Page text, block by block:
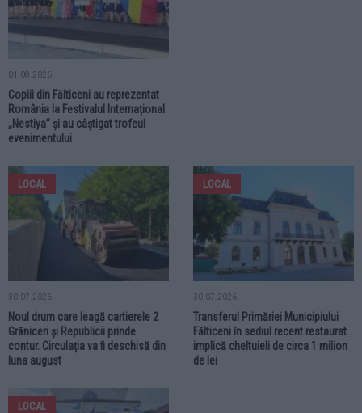
01.08.2026
Copiii din Fălticeni au reprezentat
România la Festivalul Internațional
„Nestiya” și au câștigat trofeul
evenimentului
LOCAL
30.07.2026
Noul drum care leagă cartierele 2
Grăniceri și Republicii prinde
contur. Circulația va fi deschisă din
luna august
LOCAL
30.07.2026
Transferul Primăriei Municipiului
Fălticeni în sediul recent restaurat
implică cheltuieli de circa 1 milion
de lei
LOCAL